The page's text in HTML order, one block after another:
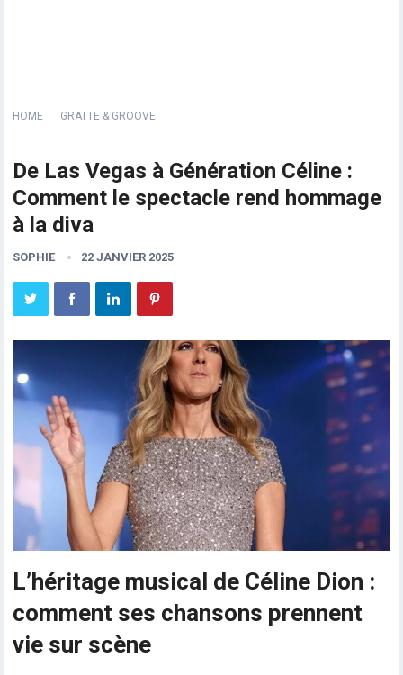
HOME GRATTE & GROOVE
De Las Vegas à Génération Céline :
Comment le spectacle rend hommage
à la diva
SOPHIE 22 JANVIER 2025
L’héritage musical de Céline Dion :
comment ses chansons prennent
vie sur scène